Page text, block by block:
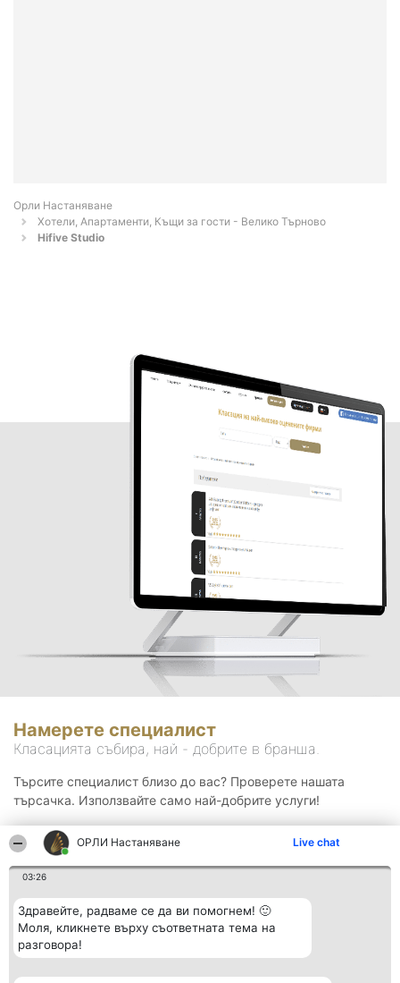
ОРЛИ Настаняване Live chat
03:26
Здравейте, радваме се да ви помогнем! 🙂
Моля, кликнете върху съответната тема на
разговора!
Орли Настаняване
Хотели, Апартаменти, Къщи за гости - Велико Търново
Hifive Studio
Намерете специалист
Класацията събира, най - добрите в бранша.
Търсите специалист близо до вас? Проверете нашата
търсачка. Използвайте само най-добрите услуги!